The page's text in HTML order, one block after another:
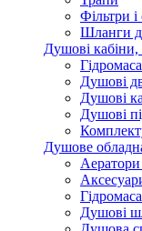
Фільтри
Шланги
Душові кабіни,
Душові
Душові
Душові
Душове
Душові